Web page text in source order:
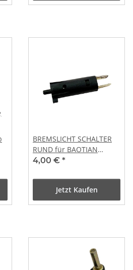
BREMSLICHT SCHALTER
RUND für BAOTIAN
MOTINO REX JINLUN
4,00 € *
Jetzt Kaufen